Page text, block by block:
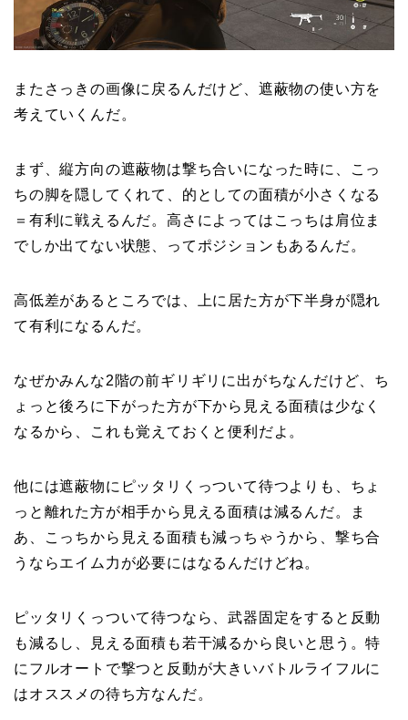
またさっきの画像に戻るんだけど、遮蔽物の使い方を
考えていくんだ。
まず、縦方向の遮蔽物は撃ち合いになった時に、こっ
ちの脚を隠してくれて、的としての面積が小さくなる
＝有利に戦えるんだ。高さによってはこっちは肩位ま
でしか出てない状態、ってポジションもあるんだ。
高低差があるところでは、上に居た方が下半身が隠れ
て有利になるんだ。
なぜかみんな2階の前ギリギリに出がちなんだけど、ち
ょっと後ろに下がった方が下から見える面積は少なく
なるから、これも覚えておくと便利だよ。
他には遮蔽物にピッタリくっついて待つよりも、ちょ
っと離れた方が相手から見える面積は減るんだ。ま
あ、こっちから見える面積も減っちゃうから、撃ち合
うならエイム力が必要にはなるんだけどね。
ピッタリくっついて待つなら、武器固定をすると反動
も減るし、見える面積も若干減るから良いと思う。特
にフルオートで撃つと反動が大きいバトルライフルに
はオススメの待ち方なんだ。